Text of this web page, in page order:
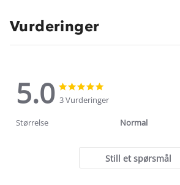
Vurderinger
5.0
5.0
star
rating
star
3 Vurderinger
Størrelse Normal
Still et spørsmål